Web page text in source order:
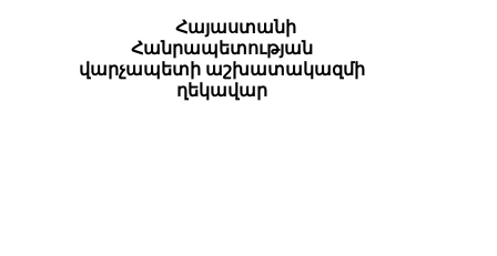
Հայաստանի
Հանրապետության
վարչապետի աշխատակազմի
ղեկավար